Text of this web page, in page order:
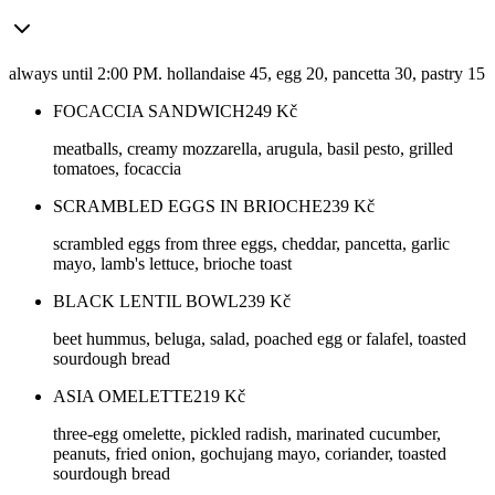
always until 2:00 PM. hollandaise 45, egg 20, pancetta 30, pastry 15
FOCACCIA SANDWICH249 Kč
meatballs, creamy mozzarella, arugula, basil pesto, grilled
tomatoes, focaccia
SCRAMBLED EGGS IN BRIOCHE239 Kč
scrambled eggs from three eggs, cheddar, pancetta, garlic
mayo, lamb's lettuce, brioche toast
BLACK LENTIL BOWL239 Kč
beet hummus, beluga, salad, poached egg or falafel, toasted
sourdough bread
ASIA OMELETTE219 Kč
three-egg omelette, pickled radish, marinated cucumber,
peanuts, fried onion, gochujang mayo, coriander, toasted
sourdough bread